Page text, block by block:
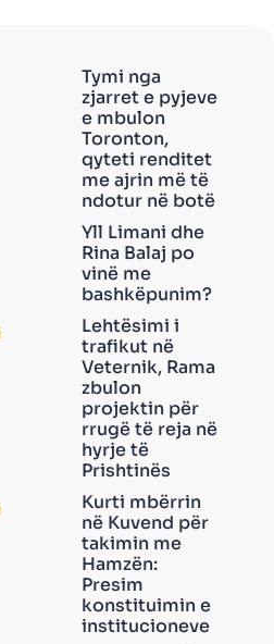
Tymi nga
zjarret e pyjeve
e mbulon
Toronton,
qyteti renditet
me ajrin më të
ndotur në botë
Yll Limani dhe
Rina Balaj po
vinë me
bashkëpunim?
Lehtësimi i
trafikut në
Veternik, Rama
zbulon
projektin për
rrugë të reja në
hyrje të
Prishtinës
Kurti mbërrin
në Kuvend për
takimin me
Hamzën:
Presim
konstituimin e
institucioneve